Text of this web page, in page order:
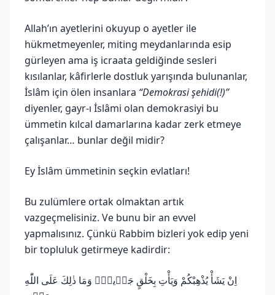
Allah’ın ayetlerini okuyup o ayetler ile
hükmetmeyenler, miting meydanlarında esip
gürleyen ama iş icraata geldiğinde sesleri
kısılanlar, kâfirlerle dostluk yarışında bulunanlar,
İslâm için ölen insanlara “Demokrasi şehidi(!)”
diyenler, gayr-ı İslâmi olan demokrasiyi bu
ümmetin kılcal damarlarına kadar zerk etmeye
çalışanlar… bunlar değil midir?
Ey İslâm ümmetinin seçkin evlatları!
Bu zulümlere ortak olmaktan artık
vazgeçmelisiniz. Ve bunu bir an evvel
yapmalısınız. Çünkü Rabbim bizleri yok edip yeni
bir topluluk getirmeye kadirdir:
اِنْ يَشَأْ يُذْهِبْكُمْ وَيَأْتِ بِخَلْقٍ جَد۪يدٍۚ وَمَا ذٰلِكَ عَلَى اللّٰهِ